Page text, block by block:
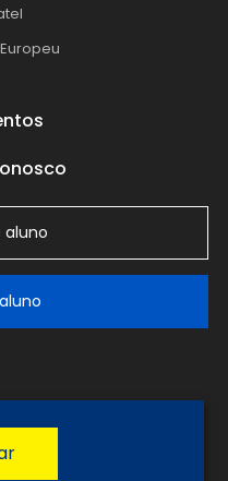
aluno